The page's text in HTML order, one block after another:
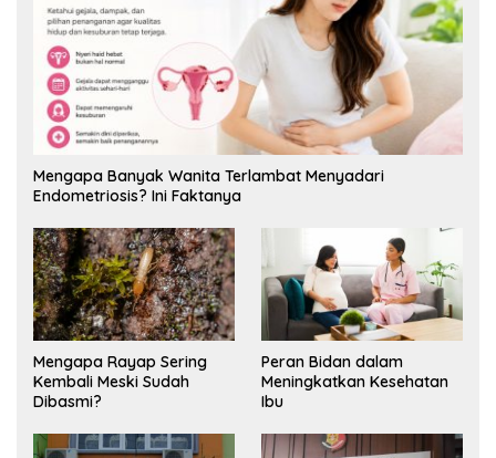
Mengapa Banyak Wanita Terlambat Menyadari
Endometriosis? Ini Faktanya
Mengapa Rayap Sering
Kembali Meski Sudah
Dibasmi?
Peran Bidan dalam
Meningkatkan Kesehatan
Ibu